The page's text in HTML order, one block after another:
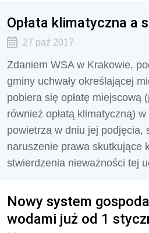
Opłata klimatyczna a
27 paź 2017
Zdaniem WSA w Krakowie,
gminy uchwały określającej
pobiera się opłatę miejscową
również opłatą klimatyczną)
powietrza w dniu jej podjęcia,
naruszenie prawa skutkujące
stwierdzenia nieważności tej
Nowy system
wodami już od 1